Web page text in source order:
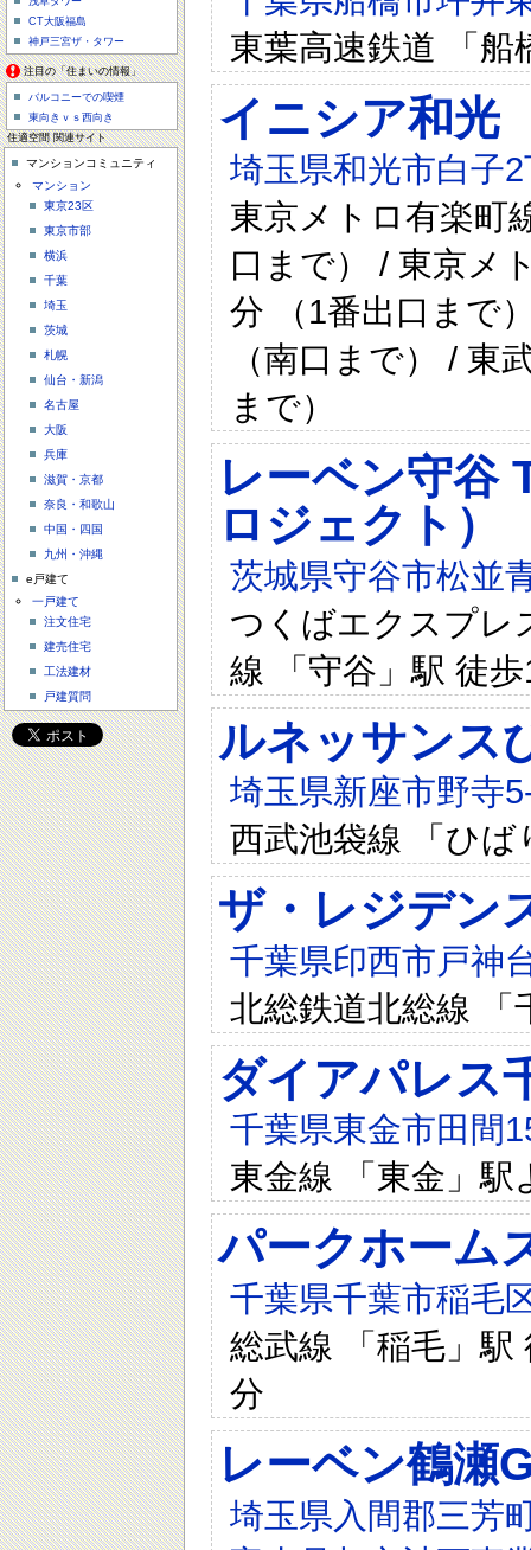
東葉高速鉄道 「船
イニシア和光
埼玉県和光市白子
東京メトロ有楽町
口まで） / 東京メ
分 （1番出口まで
（南口まで） / 東
まで）
レーベン守谷
ロジェクト）
茨城県守谷市松並
つくばエクスプレ
線 「守谷」駅 徒
ルネッサンス
埼玉県新座市野寺
西武池袋線 「ひ
ザ・レジデン
千葉県印西市戸神
北総鉄道北総線 「
ダイアパレス
千葉県東金市田間
東金線 「東金」駅
パークホーム
千葉県千葉市稲毛
総武線 「稲毛」駅
分
レーベン鶴瀬
埼玉県入間郡三芳
CT大阪福島
神戸三宮ザ・タワー
注目の「住まいの情報」
バルコニーでの喫煙
東向きｖｓ西向き
住適空間 関連サイト
マンションコミュニティ
マンション
東京23区
東京市部
横浜
千葉
埼玉
茨城
札幌
仙台・新潟
名古屋
大阪
兵庫
滋賀・京都
奈良・和歌山
中国・四国
九州・沖縄
e戸建て
一戸建て
注文住宅
建売住宅
工法建材
戸建質問